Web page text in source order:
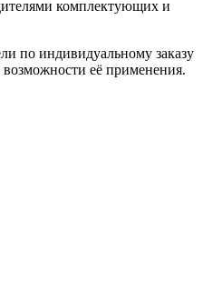
комплектующих и
по индивидуальному заказу
её применения.